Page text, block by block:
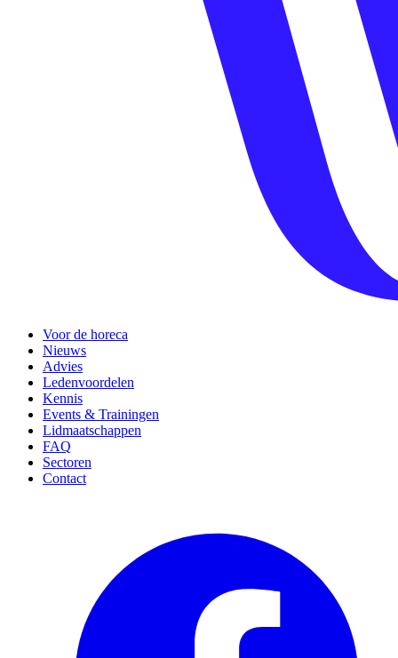
Voor de horeca
Nieuws
Advies
Ledenvoordelen
Kennis
Events & Trainingen
Lidmaatschappen
FAQ
Sectoren
Contact